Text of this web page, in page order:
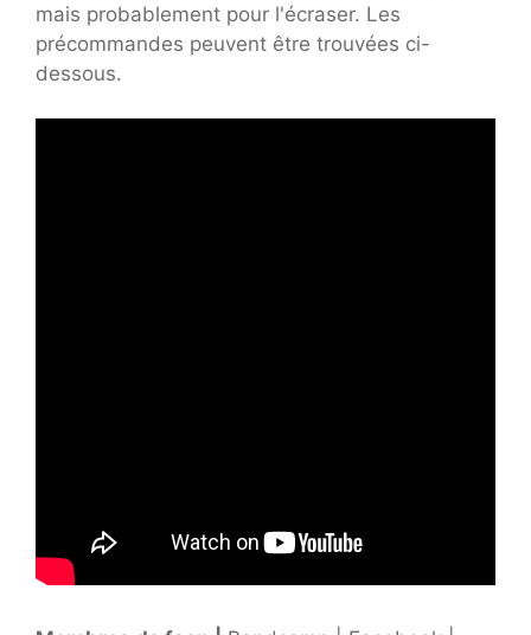
mais probablement pour l'écraser. Les
précommandes peuvent être trouvées ci-
dessous.